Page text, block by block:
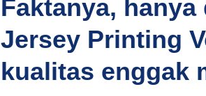
Faktanya,
Jersey Printing
kualitas enggak